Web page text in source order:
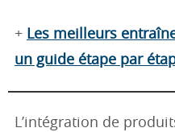
+ Les meilleurs
un guide étape par
L’intégration de